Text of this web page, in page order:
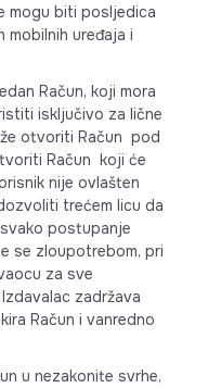
mogu biti posljedica
mobilnih uređaja i
Račun, koji mora
isključivo za lične
otvoriti Račun pod
Račun koji će
nije ovlašten
trećem licu da
postupanje
se zloupotrebom, pri
za sve
zadržava
Račun i vanredno
u nezakonite svrhe,